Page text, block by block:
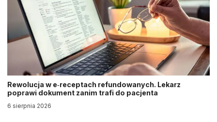
Rewolucja w e‑receptach refundowanych. Lekarz
poprawi dokument zanim trafi do pacjenta
6 sierpnia 2026